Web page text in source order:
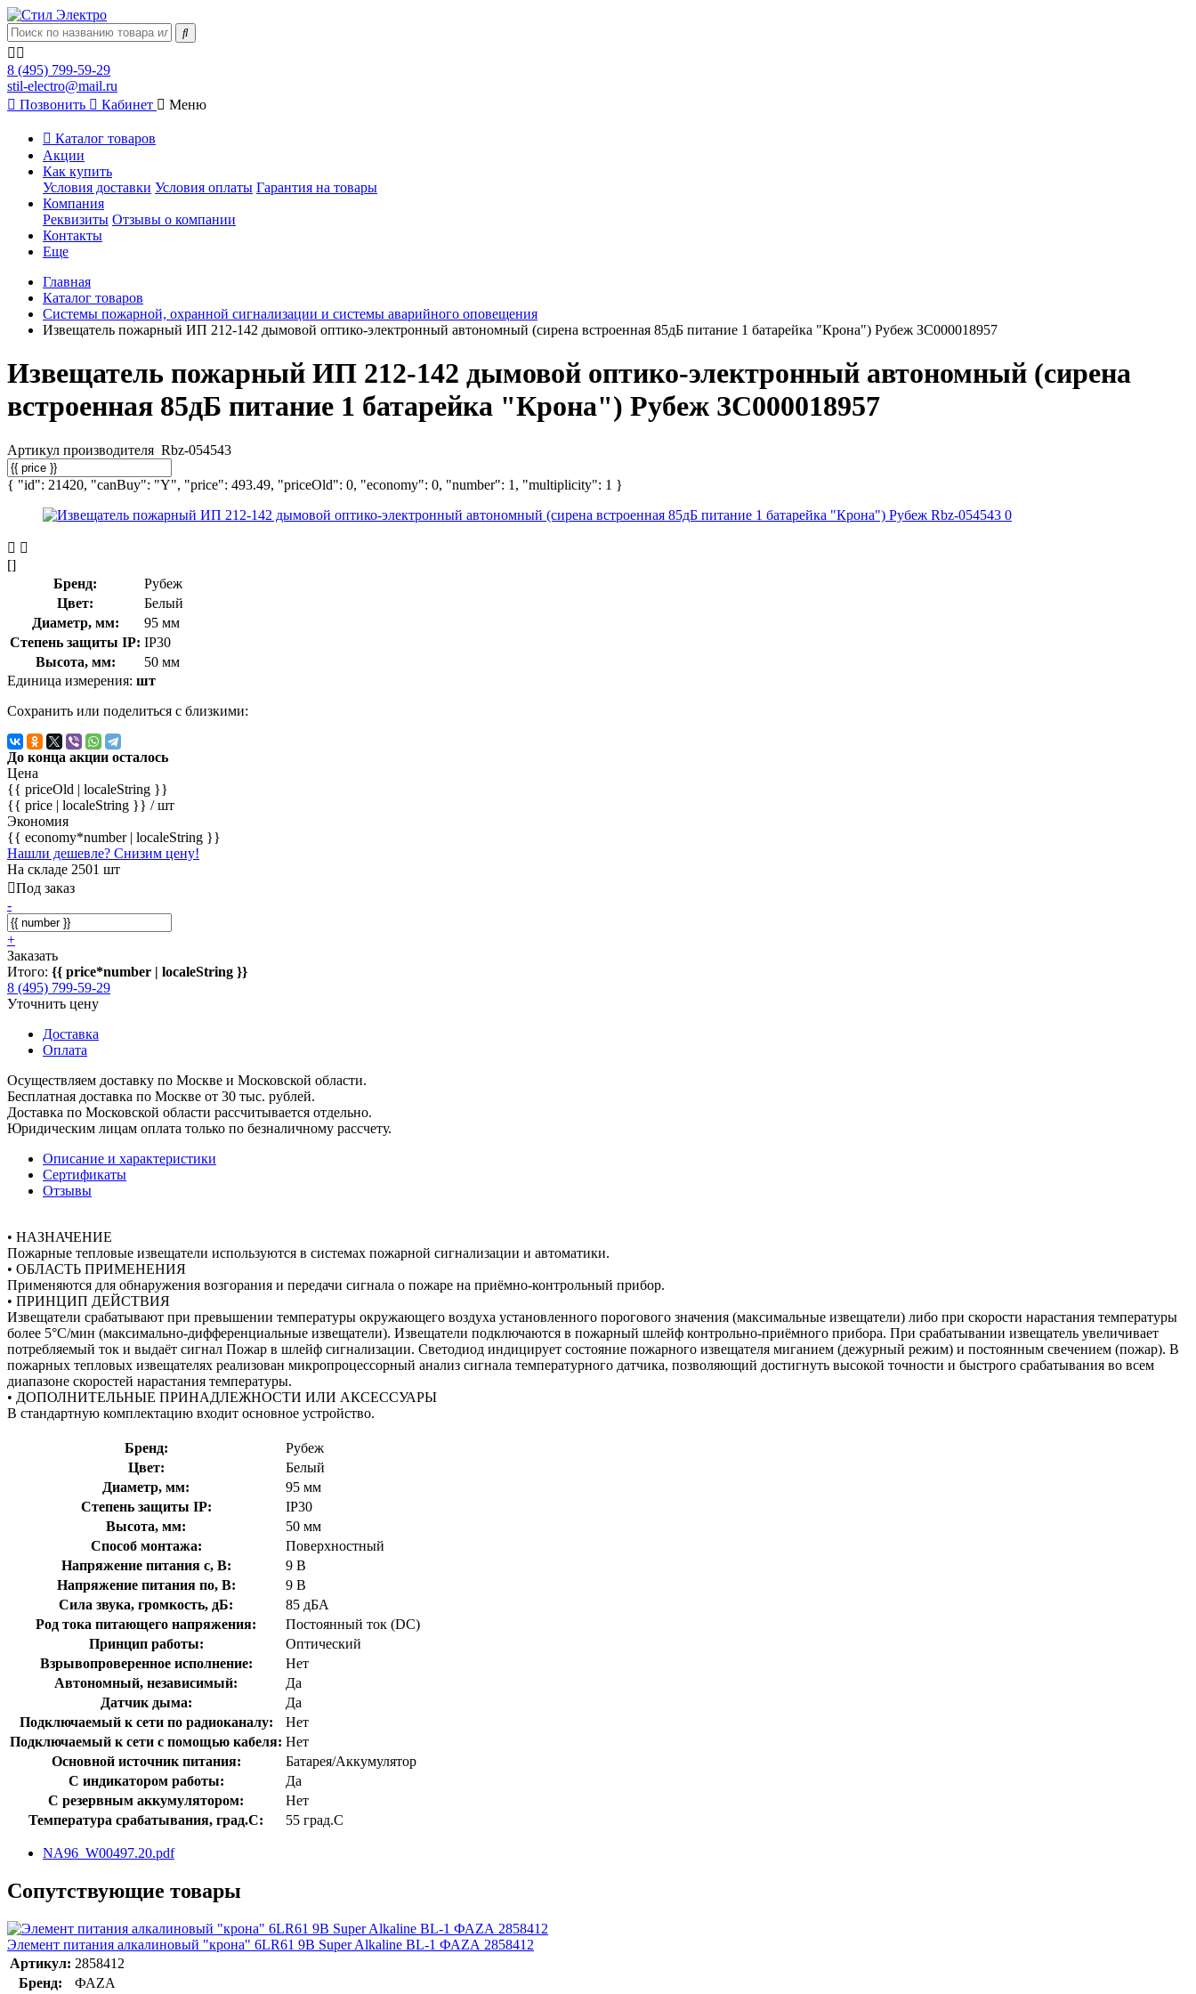
8 (495) 799-59-29
stil-electro@mail.ru
Позвонить
Кабинет Меню
Каталог товаров
Акции
Как купить
Условия доставки Условия оплаты Гарантия на товары
Компания
Реквизиты Отзывы о компании
Контакты
Еще
Главная
Каталог товаров
Системы пожарной, охранной сигнализации и системы аварийного оповещения
Извещатель пожарный ИП 212-142 дымовой оптико-электронный автономный (сирена встроенная 85дБ питание 1 батарейка "Крона") Рубеж ЗС000018957
Извещатель пожарный ИП 212-142 дымовой оптико-электронный автономный (сирена
встроенная 85дБ питание 1 батарейка "Крона") Рубеж ЗС000018957
Артикул производителя Rbz-054543
{ "id": 21420, "canBuy": "Y", "price": 493.49, "priceOld": 0, "economy": 0, "number": 1, "multiplicity": 1 }
[]
Бренд:
Рубеж
Цвет:
Белый
Диаметр, мм:
95 мм
Степень защиты IP: IP30
Высота, мм:
50 мм
Единица измерения: шт
Сохранить или поделиться с близкими:
До конца акции осталось
Цена
{{ priceOld | localeString }}
{{ price | localeString }} / шт
Экономия
{{ economy*number | localeString }}
Нашли дешевле? Снизим цену!
На складе 2501 шт
Под заказ
-
+
Заказать
Итого: {{ price*number | localeString }}
8 (495) 799-59-29
Уточнить цену
Доставка
Оплата
Осуществляем доставку по Москве и Московской области.
Бесплатная доставка по Москве от 30 тыс. рублей.
Доставка по Московской области рассчитывается отдельно.
Юридическим лицам оплата только по безналичному рассчету.
Описание и характеристики
Сертификаты
Отзывы
• НАЗНАЧЕНИЕ
Пожарные тепловые извещатели используются в системах пожарной сигнализации и автоматики.
• ОБЛАСТЬ ПРИМЕНЕНИЯ
Применяются для обнаружения возгорания и передачи сигнала о пожаре на приёмно-контрольный прибор.
• ПРИНЦИП ДЕЙСТВИЯ
Извещатели срабатывают при превышении температуры окружающего воздуха установленного порогового значения (максимальные извещатели) либо при скорости нарастания температуры
более 5°С/мин (максимально-дифференциальные извещатели). Извещатели подключаются в пожарный шлейф контрольно-приёмного прибора. При срабатывании извещатель увеличивает
потребляемый ток и выдаёт сигнал Пожар в шлейф сигнализации. Светодиод индицирует состояние пожарного извещателя миганием (дежурный режим) и постоянным свечением (пожар). В
пожарных тепловых извещателях реализован микропроцессорный анализ сигнала температурного датчика, позволяющий достигнуть высокой точности и быстрого срабатывания во всем
диапазоне скоростей нарастания температуры.
• ДОПОЛНИТЕЛЬНЫЕ ПРИНАДЛЕЖНОСТИ ИЛИ АКСЕССУАРЫ
В стандартную комплектацию входит основное устройство.
Бренд:
Рубеж
Цвет:
Белый
Диаметр, мм:
95 мм
Степень защиты IP:
IP30
Высота, мм:
50 мм
Способ монтажа:
Поверхностный
Напряжение питания с, В:
9 В
Напряжение питания по, В:
9 В
Сила звука, громкость, дБ:
85 дБА
Род тока питающего напряжения:
Постоянный ток (DC)
Принцип работы:
Оптический
Взрывопроверенное исполнение:
Нет
Автономный, независимый:
Да
Датчик дыма:
Да
Подключаемый к сети по радиоканалу:
Нет
Подключаемый к сети с помощью кабеля: Нет
Основной источник питания:
Батарея/Аккумулятор
С индикатором работы:
Да
С резервным аккумулятором:
Нет
Температура срабатывания, град.C:
55 град.C
NA96_W00497.20.pdf
Сопутствующие товары
Элемент питания алкалиновый "крона" 6LR61 9В Super Alkaline BL-1 ФАZА 2858412
Артикул: 2858412
Бренд:
ФАZА